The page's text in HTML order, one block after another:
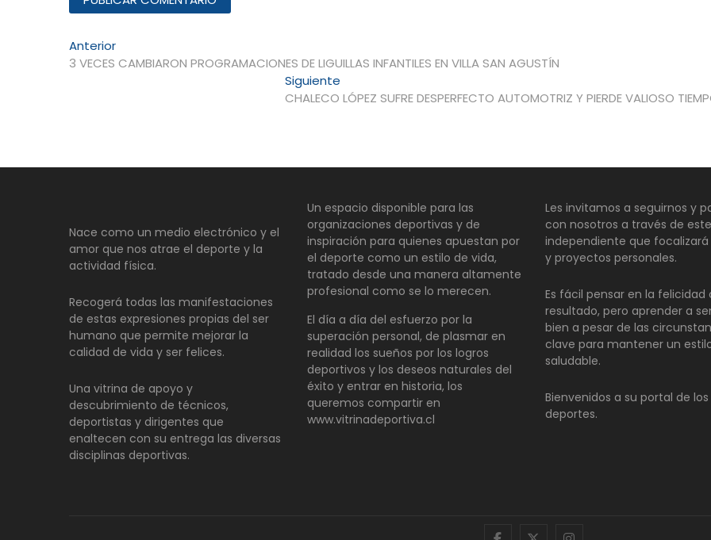
Navegación
de
AnteriorEntrada
anterior:
3 VECES CAMBIARON PROGRAMACIONES DE LIGUILLAS INFANTILES EN VILLA SAN AGUSTÍN
Siguiente
siguiente:
CHALECO LÓPEZ SUFRE DESPERFECTO AUTOMOTRIZ Y PIERDE VALIOSO
Nace como un medio electrónico y el
amor que nos atrae el deporte y la
actividad física.
Recogerá todas las manifestaciones
de estas expresiones propias del ser
humano que permite mejorar la
calidad de vida y ser felices.
Una vitrina de apoyo y
descubrimiento de técnicos,
deportistas y dirigentes que
enaltecen con su entrega las diversas
disciplinas deportivas.
Un espacio disponible para las
organizaciones deportivas y de
inspiración para quienes apuestan por
el deporte como un estilo de vida,
tratado desde una manera altamente
profesional como se lo merecen.
El día a día del esfuerzo por la
superación personal, de plasmar en
realidad los sueños por los logros
deportivos y los deseos naturales del
éxito y entrar en historia, los
queremos compartir en
www.vitrinadeportiva.cl
Les invitamos a seguirnos y
con nosotros a través de
independiente que
y proyectos personales.
Es fácil pensar en la
resultado, pero aprender a
bien a pesar de las
clave para mantener un
saludable.
Bienvenidos a su portal de los
deportes.